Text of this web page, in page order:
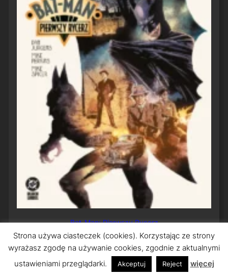
Bat-Man: Pierwszy Rycerz
Strona używa ciasteczek (cookies). Korzystając ze strony
wyrażasz zgodę na używanie cookies, zgodnie z aktualnymi
ustawieniami przeglądarki.
Akceptuj Reject więcej